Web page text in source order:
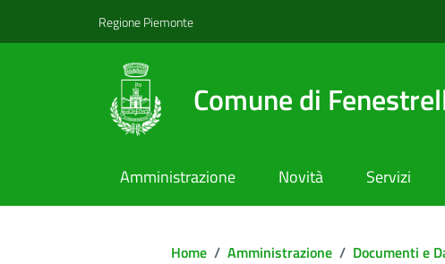
Regione Piemonte
Comune di
Amministrazione Novità Servizi
Home / Amministrazione / Documenti e